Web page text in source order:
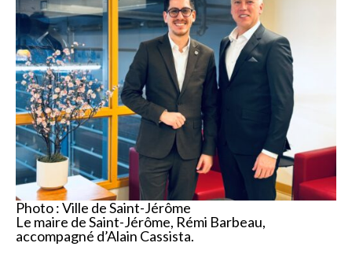
Photo: Ville de Saint-Jérôme
Le maire de Saint-Jérôme, Rémi Barbeau,
accompagné d’Alain Cassista.